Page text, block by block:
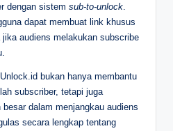
dengan sistem sub-to-unlock
dapat membuat link khusus
audiens melakukan subscribe
bukan hanya membantu
subscriber, tetapi juga
dalam menjangkau audiens
secara lengkap tentang